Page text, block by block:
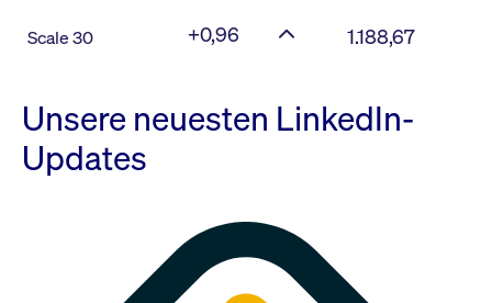
Scale 30 +0,96 1.188,67
Unsere neuesten LinkedIn-
Updates